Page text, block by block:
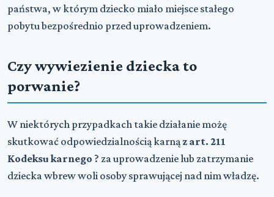
państwa, w którym dziecko miało miejsce stałego
pobytu bezpośrednio przed uprowadzeniem.
Czy wywiezienie dziecka to
porwanie?
W niektórych przypadkach takie działanie możę
skutkować odpowiedzialnością karną z art. 211
Kodeksu karnego ? za uprowadzenie lub zatrzymanie
dziecka wbrew woli osoby sprawującej nad nim władzę.